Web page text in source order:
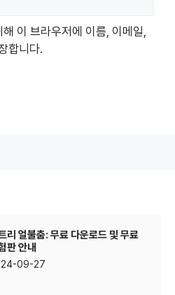
이 브라우저에 이름, 이메일,
합니다.
리 얼불춤: 무료 다운로드 및 무료
판 안내
09-27